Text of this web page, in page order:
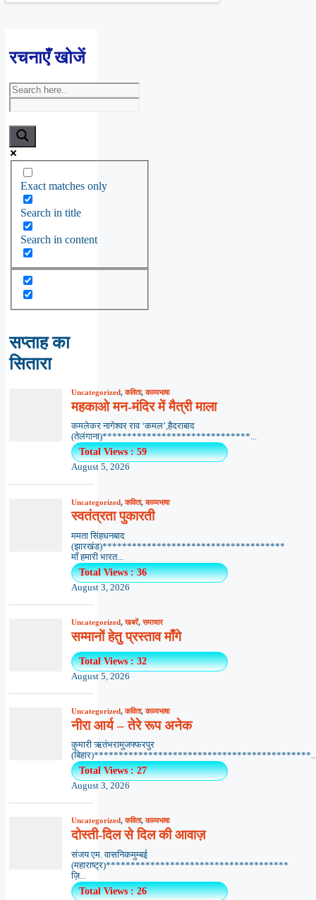
रचनाएँ खोजें
Exact matches only
Search in title
Search in content
सप्ताह का
सितारा
Uncategorized,कविता,काव्यभाषा
महकाओ मन-मंदिर में मैत्री माला
कमलेकर नागेश्वर राव ‘कमल’,हैदराबाद
(तेलंगाना)******************************...
Total Views : 59
August 5, 2026
Uncategorized,कविता,काव्यभाषा
स्वतंत्रता पुकारती
ममता सिंहधनबाद
(झारखंड)*************************************
माँ हमारी भारत...
Total Views : 36
August 3, 2026
Uncategorized,खबरें,समाचार
सम्मानों हेतु प्रस्ताव माँगे
Total Views : 32
August 5, 2026
Uncategorized,कविता,काव्यभाषा
नीरा आर्य – तेरे रूप अनेक
कुमारी ऋतंभरामुजफ्फरपुर
Total Views : 27
August 3, 2026
Uncategorized,कविता,काव्यभाषा
दोस्ती-दिल से दिल की आवाज़
संजय एम. वासनिकमुम्बई
(महाराष्ट्र)*************************************
ज़ि...
Total Views : 26